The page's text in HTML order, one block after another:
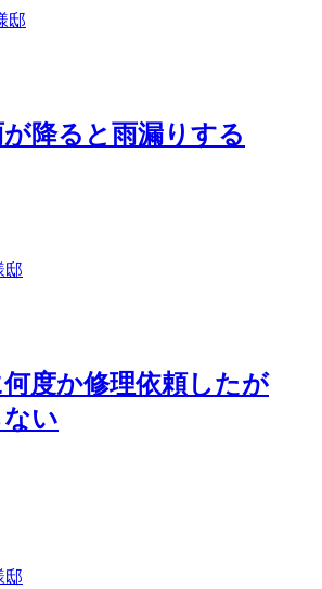
降ると雨漏りする
度か修理依頼したが
い